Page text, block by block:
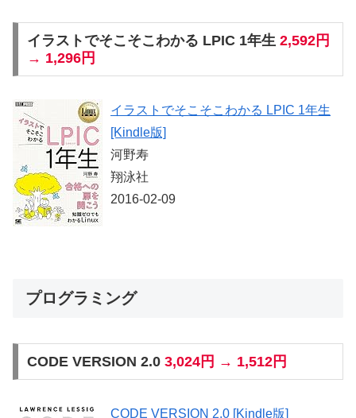
イラストでそこそこわかる LPIC 1年生 2,592円
→ 1,296円
イラストでそこそこわかる LPIC 1年生
[Kindle版]
河野寿
翔泳社
2016-02-09
プログラミング
CODE VERSION 2.0 3,024円 → 1,512円
CODE VERSION 2.0 [Kindle版]